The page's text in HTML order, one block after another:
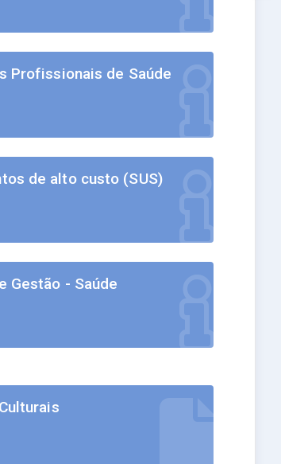
Profissionais de Saúde
de alto custo (SUS)
Gestão - Saúde